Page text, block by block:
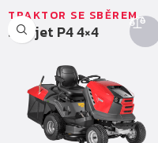
Starjet P4 4×4
TRAKTOR SE SBĚREM